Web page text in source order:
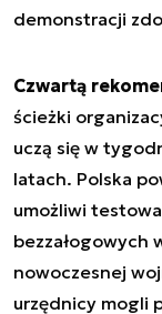
demonstracji
Czwartą
ścieżki
uczą się w
latach. Polska
umożliwi
bezzałogowych
nowoczesnej
urzędnicy mogli